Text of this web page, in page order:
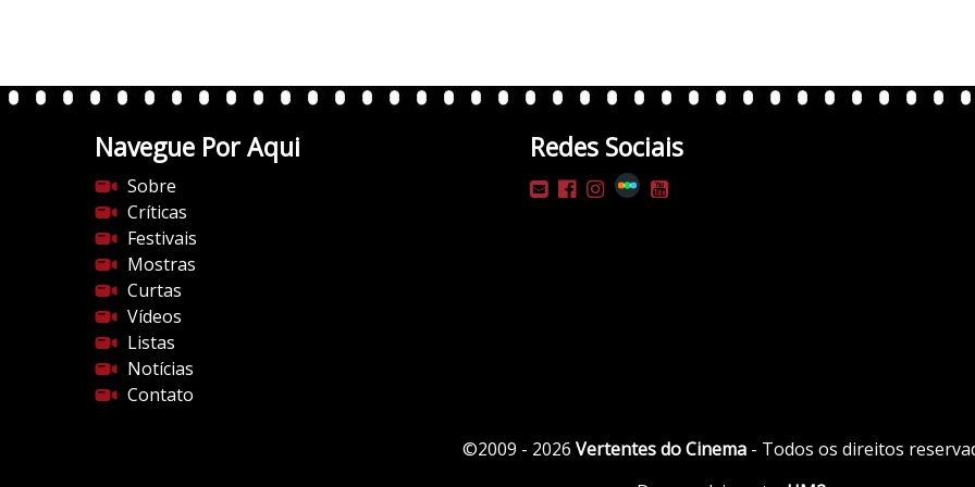
p
c
m
/
v
e
r
t
e
n
t
Navegue Por Aqui
Sobre
Críticas
Festivais
Mostras
Curtas
Vídeos
Listas
Notícias
Contato
Redes Sociais
©2009 - 2026 Vertentes do Cinema - Todos os direitos